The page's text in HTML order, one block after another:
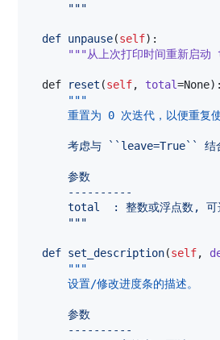
      """
def unpause(self):
"""从上次打印时间重新启
def reset (self, total=None):
"""
重置为 0 次迭代，以便重复使
考虑与 ``leave=True`` 结
      参数
      ----------
total  : 整数或浮点数, 可
      """
def set_description(self,
"""
      设置/修改进度条的描述。
      参数
      ----------